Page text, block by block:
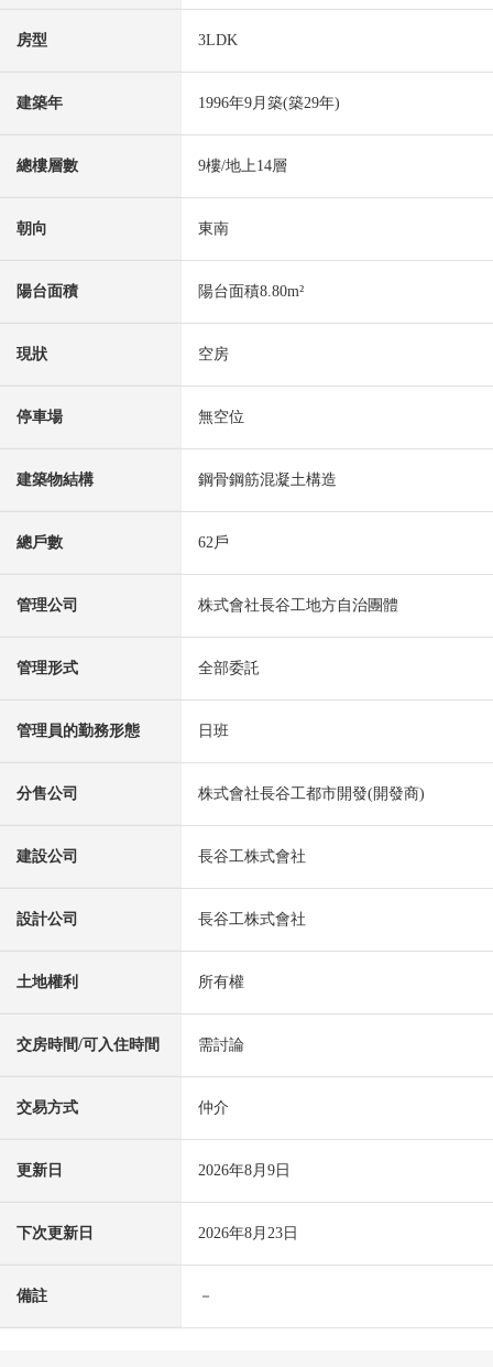
房型 3LDK
建築年 1996年9月築(築29年)
總樓層數 9樓/地上14層
朝向 東南
陽台面積 陽台面積8.80m²
現狀 空房
停車場 無空位
建築物結構 鋼骨鋼筋混凝土構造
總戶數 62戶
管理公司 株式會社長谷工地方自治團體
管理形式 全部委託
管理員的勤務形態 日班
分售公司 株式會社長谷工都市開發(開發商)
建設公司 長谷工株式會社
設計公司 長谷工株式會社
土地權利 所有權
交房時間/可入住時間 需討論
交易方式 仲介
更新日 2026年8月9日
下次更新日 2026年8月23日
備註 －